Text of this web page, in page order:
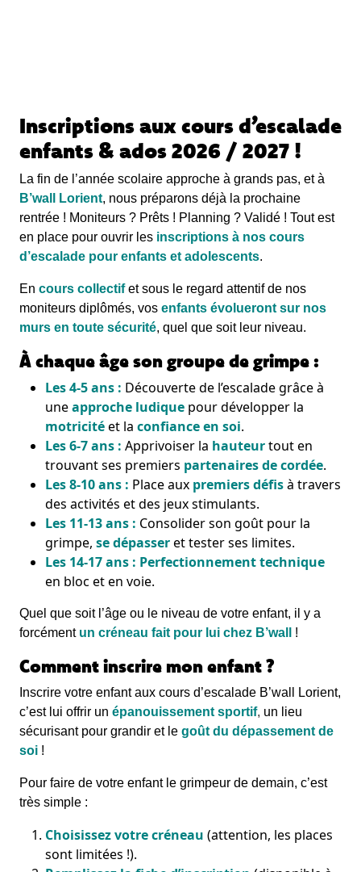
Inscriptions aux cours d’escalade
enfants & ados 2026 / 2027 !
La fin de l’année scolaire approche à grands pas, et à
B’wall Lorient, nous préparons déjà la prochaine
rentrée ! Moniteurs ? Prêts ! Planning ? Validé ! Tout est
en place pour ouvrir les inscriptions à nos cours
d’escalade pour enfants et adolescents.
En cours collectif et sous le regard attentif de nos
moniteurs diplômés, vos enfants évolueront sur nos
murs en toute sécurité, quel que soit leur niveau.
À chaque âge son groupe de grimpe :
Les 4-5 ans : Découverte de l’escalade grâce à
uneapproche ludique pour développer la
motricitéet la confiance en soi.
Les 6-7 ans : Apprivoiser la hauteurtout en
trouvant ses premiers partenaires de cordée.
Les 8-10 ans : Place aux premiers défisà travers
des activités et des jeux stimulants.
Les 11-13 ans : Consolider son goût pour la
grimpe, se dépasseret tester ses limites.
Les 14-17 ans : Perfectionnement technique
en bloc et en voie.
Quel que soit l’âge ou le niveau de votre enfant, il y a
forcément un créneau fait pour lui chez B’wall !
Comment inscrire mon enfant ?
Inscrire votre enfant aux cours d’escalade B’wall Lorient,
c’est lui offrir un épanouissement sportif, un lieu
sécurisant pour grandir et le goût du dépassement de
soi !
Pour faire de votre enfant le grimpeur de demain, c’est
très simple :
Choisissez votre créneau (attention, les places
sont limitées !).